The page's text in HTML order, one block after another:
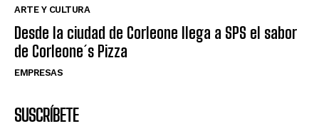
ARTE Y CULTURA
Desde la ciudad de Corleone llega a SPS el sabor
de Corleone´s Pizza
EMPRESAS
SUSCRÍBETE